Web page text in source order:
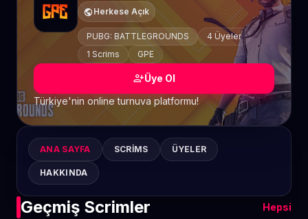
public Herkese Açık
PUBG: BATTLEGROUNDS
4 Üyeler
1 Scrims
GPE
person_addÜye Ol
Türkiye'nin online turnuva platformu!
ANA SAYFA SCRIMS ÜYELER
HAKKINDA
Geçmiş Scrimler Hepsi